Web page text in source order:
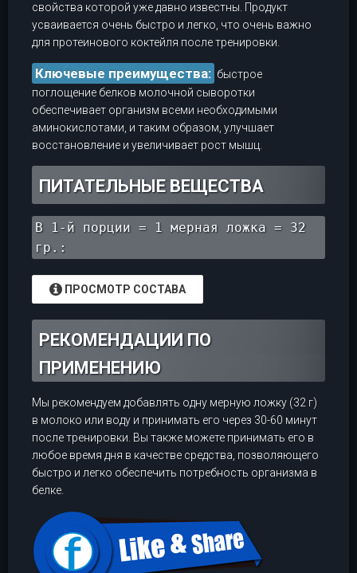
свойства которой уже давно известны. Продукт
усваивается очень быстро и легко, что очень важно
для протеинового коктейля после тренировки.
Ключевые преимущества: быстрое
поглощение белков молочной сыворотки
обеспечивает организм всеми необходимыми
аминокислотами, и таким образом, улучшает
восстановление и увеличивает рост мышц.
ПИТАТЕЛЬНЫЕ ВЕЩЕСТВА
В 1-й порции = 1 мерная ложка = 32
гр.:
ПРОСМОТР СОСТАВА
РЕКОМЕНДАЦИИ ПО
ПРИМЕНЕНИЮ
Мы рекомендуем добавлять одну мерную ложку (32 г)
в молоко или воду и принимать его через 30-60 минут
после тренировки. Вы также можете принимать его в
любое время дня в качестве средства, позволяющего
быстро и легко обеспечить потребность организма в
белке.